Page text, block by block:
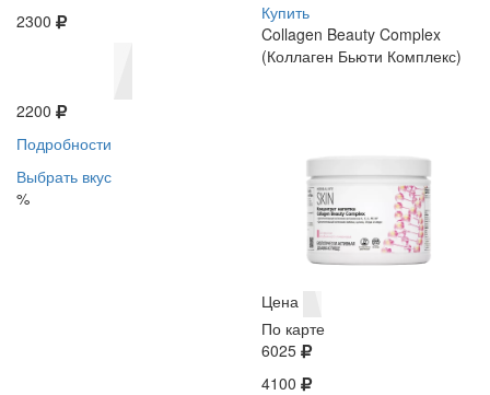
2300
2200
Подробности
Выбрать вкус
%
Купить
Collagen Beauty Complex
(Коллаген Бьюти Комплекс)
Цена
По карте
6025
4100